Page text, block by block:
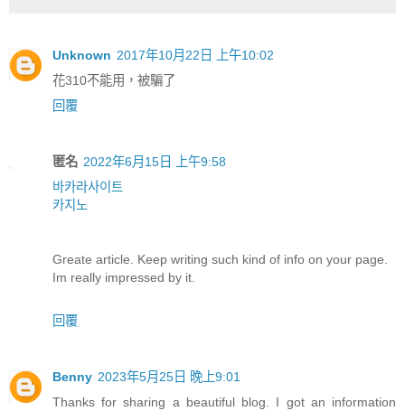
Unknown 2017年10月22日 上午10:02
花310不能用，被騙了
回覆
匿名 2022年6月15日 上午9:58
바카라사이트
카지노
Greate article. Keep writing such kind of info on your page.
Im really impressed by it.
回覆
Benny 2023年5月25日 晚上9:01
Thanks for sharing a beautiful blog. I got an information